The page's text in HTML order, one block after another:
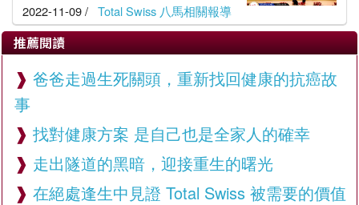
2022-11-09 / Total Swiss 八馬相關報導
推薦閱讀
爸爸走過生死關頭，重新找回健康的抗癌故
事
找對健康方案 是自己也是全家人的確幸
走出隧道的黑暗，迎接重生的曙光
在絕處逢生中見證 Total Swiss 被需要的價值